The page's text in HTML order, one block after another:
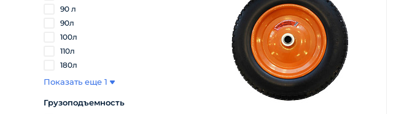
90 л
90л
100л
110л
180л
Показать еще 1
Грузоподъемность